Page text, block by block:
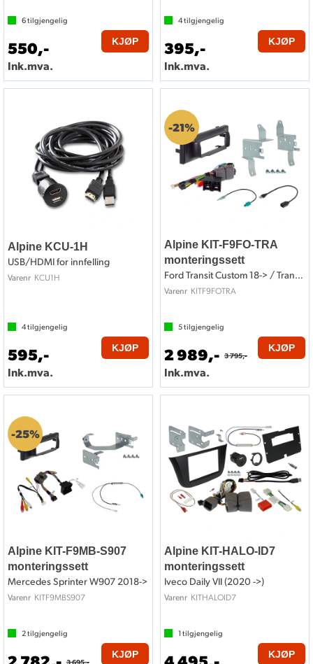
6tilgjengelig
550,-
Ink.mva.
KJØP
4tilgjengelig
395,-
Ink.mva.
KJØP
Alpine KCU-1H
USB/HDMI for innfelling
Varenr KCU1H
4tilgjengelig
595,-
Ink.mva.
KJØP
21%
Alpine KIT-F9FO-TRA
monteringssett
Ford Transit Custom 18-> / Transit 20->
Varenr KITF9FOTRA
5tilgjengelig
2 989,- 3 795,-
Ink.mva.
KJØP
25%
Alpine KIT-F9MB-S907
monteringssett
Mercedes Sprinter W907 2018->
Varenr KITF9MBS907
2tilgjengelig
3 695,-
KJØP
Alpine KIT-HALO-ID7
monteringssett
Iveco Daily VII (2020 ->)
Varenr KITHALOID7
1 tilgjengelig
KJØP